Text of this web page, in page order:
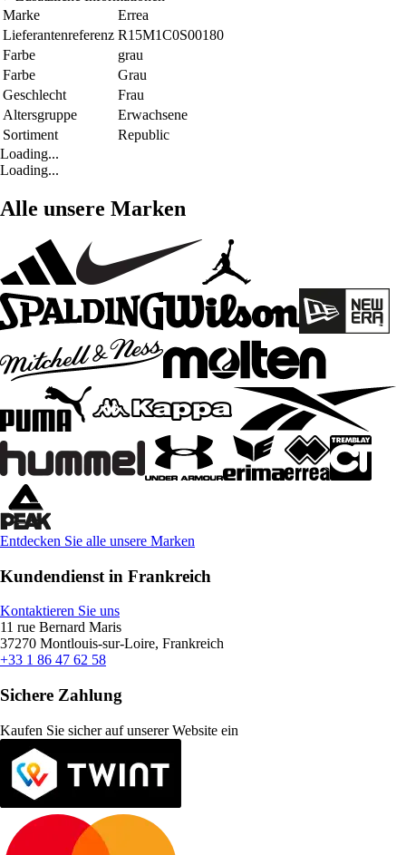
Marke
Errea
Lieferantenreferenz R15M1C0S00180
Farbe
grau
Farbe
Grau
Geschlecht
Frau
Altersgruppe
Erwachsene
Sortiment
Republic
Loading...
Loading...
Alle unsere Marken
Entdecken Sie alle unsere Marken
Kundendienst in Frankreich
Kontaktieren Sie uns
11 rue Bernard Maris
37270 Montlouis-sur-Loire, Frankreich
+33 1 86 47 62 58
Sichere Zahlung
Kaufen Sie sicher auf unserer Website ein